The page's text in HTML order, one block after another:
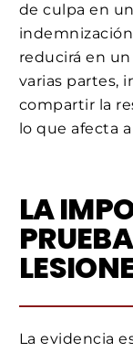
de culpa en
reducirá en
varias partes,
compartir la
lo que afecta
LA
La evidencia